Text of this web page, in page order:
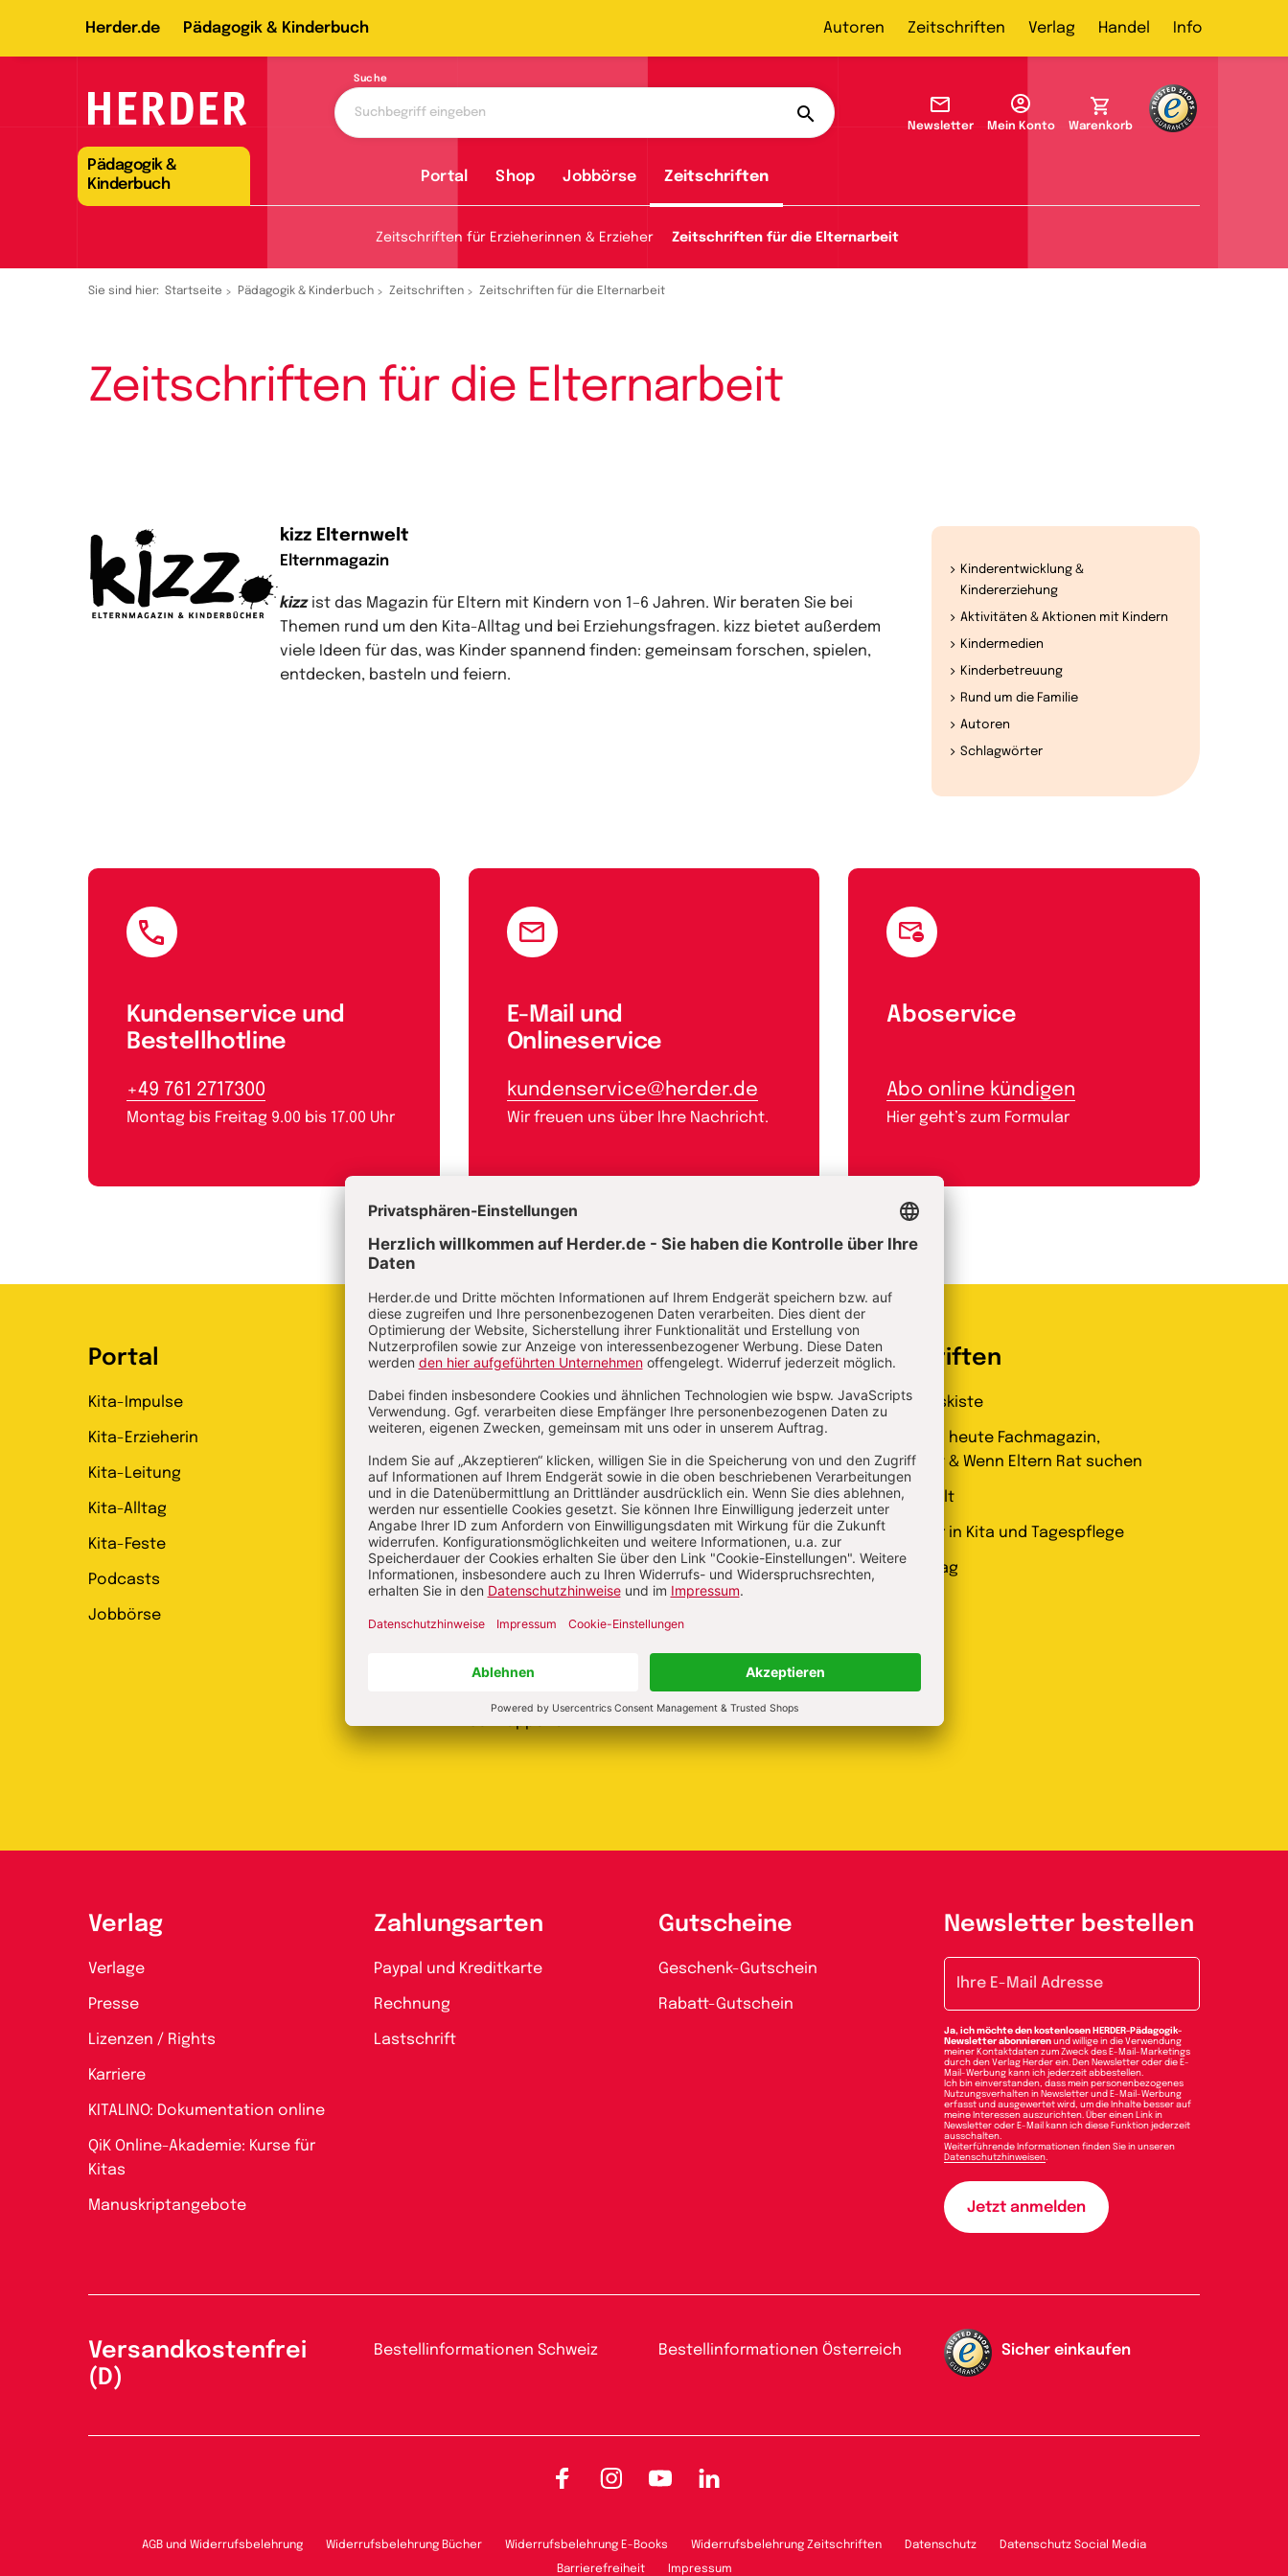
Herder.de Pädagogik & Kinderbuch Autoren Zeitschriften Verlag Handel Info
Suche
Pädagogik &
Kinderbuch
Newsletter Mein Konto Warenkorb
Portal Shop Jobbörse Zeitschriften
Zeitschriften für Erzieherinnen & Erzieher Zeitschriften für die Elternarbeit
Sie sind hier: Startseite Pädagogik & Kinderbuch Zeitschriften Zeitschriften für die Elternarbeit
Zeitschriften für die Elternarbeit
kizz Elternwelt
Elternmagazin
kizzist das Magazin für Eltern mit Kindern von 1–6 Jahren. Wir beraten Sie bei
Themen rund um den Kita-Alltag und bei Erziehungsfragen. kizz bietet außerdem
viele Ideen für das, was Kinder spannend finden: gemeinsam forschen, spielen,
entdecken, basteln und feiern.
Kinderentwicklung &
Kindererziehung
Aktivitäten & Aktionen mit Kindern
Kindermedien
Kinderbetreuung
Rund um die Familie
Autoren
Schlagwörter
Kundenservice und
Bestellhotline
+49 761 2717300
Montag bis Freitag 9.00 bis 17.00 Uhr
E-Mail und
Onlineservice
kundenservice@herder.de
Wir freuen uns über Ihre Nachricht.
Aboservice
Abo online kündigen
Hier geht’s zum Formular
Portal
Kita-Impulse
Kita-Erzieherin
Kita-Leitung
Kita-Alltag
Kita-Feste
Podcasts
Jobbörse
Shop
Bildungsbereiche
Praxisideen
Beobachtung & Dokumentation
Unter 3
Ganztag
Organisation
Zeitschriften
Entdeckungskiste
kindergarten heute Fachmagazin,
Leitungsheft & Wenn Eltern Rat suchen
kizz Elternwelt
Kleinstkinder in Kita und Tagespflege
Unser Ganztag
Verlag
Verlage
Presse
Lizenzen / Rights
Karriere
KITALINO: Dokumentation online
QiK Online-Akademie: Kurse für
Kitas
Manuskriptangebote
Zahlungsarten
Paypal und Kreditkarte
Rechnung
Lastschrift
Gutscheine
Geschenk-Gutschein
Rabatt-Gutschein
Newsletter bestellen
Ja, ich möchte den kostenlosen HERDER-Pädagogik-
Newsletter abonnierenund willige in die Verwendung
meiner Kontaktdaten zum Zweck des E-Mail-Marketings
durch den Verlag Herder ein. Den Newsletter oder die E-
Mail-Werbung kann ich jederzeit abbestellen.
Ich bin einverstanden, dass mein personenbezogenes
Nutzungsverhalten in Newsletter und E-Mail-Werbung
erfasst und ausgewertet wird, um die Inhalte besser auf
meine Interessen auszurichten. Über einen Link in
Newsletter oder E-Mail kann ich diese Funktion jederzeit
ausschalten.
Weiterführende Informationen finden Sie in unseren
Datenschutzhinweisen.
Versandkostenfrei
(D)
Bestellinformationen Schweiz Bestellinformationen Österreich Sicher einkaufen
FacebookInstagramYouTubeLinkedIn
AGB und Widerrufsbelehrung Widerrufsbelehrung Bücher Widerrufsbelehrung E-Books Widerrufsbelehrung Zeitschriften Datenschutz Datenschutz Social Media
Barrierefreiheit Impressum